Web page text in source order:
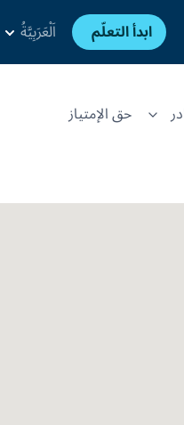
ابدأ التعلّم اَلْعَرَبِيَّةُ
حق الإمتياز